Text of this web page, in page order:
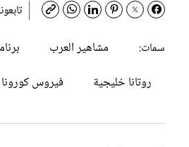
سمات:
مشاهير العرب
روتانا خليجية
فيروس كورونا